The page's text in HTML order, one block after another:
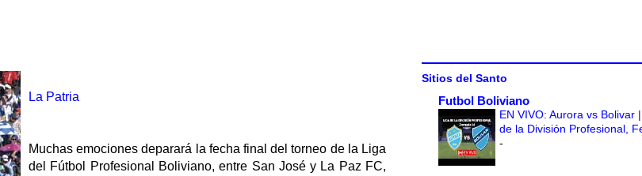
La Patria
Muchas emociones deparará la fecha final del torneo de la Liga
del Fútbol Profesional Boliviano, entre San José y La Paz FC,
Sitios del Santo
Futbol Boliviano
EN VIVO: Aurora vs Bolivar
de la División Profesional,
-